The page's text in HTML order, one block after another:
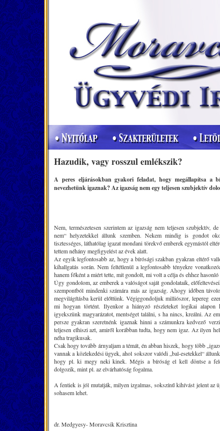
Hazudik, vagy rosszul emlékszik?
A peres eljárásokban gyakori feladat, hogy megállapítsa a
nevezhetünk igaznak? Az igazság nem egy teljesen szubjektív
Nem, természetesen szerintem az igazság nem teljesen szubjektív,
nem“ helyzetekkel állunk szemben. Nekem mindig is gondot
tisztességes, láthatólag igazat mondani törekvő emberek egymástól
tettem néhány megfigyelést az évek alatt.
Az egyik legfontosabb az, hogy a bírósági szakban gyakran eltérő
kihallgatás során. Nem feltétlenül a legfontosabb tényekre
hanem főként a miért tette, mit gondolt, mi volt a célja és ehhez hasonló
Úgy gondolom, az emberek a valóságot saját gondolataik,
szempontból mindenki számára más az igazság. Ahogy időben
megvilágításba kerül előttünk. Végiggondoljuk milliószor, lepereg
mi hogyan történt. Ilyenkor a hiányzó részleteket logikai alapon
igyekszünk magyarázatot, mentséget találni, s ha nincs, kreálni. Az
persze gyakran szeretnénk igaznak hinni a számunkra kedvező
teljesen elhiszi azt, amiről korábban tudta, hogy nem igaz. Az ilyen
néha tragikusak.
Csak hogy tovább árnyaljam a témát, én abban hiszek, hogy több
vannak a közlekedési ügyek, ahol sokszor valódi „bal-esetekkel“
hogy pl. ki megy neki kinek. Mégis a bíróság el kell döntse a
dolgozik, mint pl. az elvárhatóság fogalma.
A fentiek is jól mutatják, milyen izgalmas, sokszínű kihívást jelent az
sohasem lehet.
dr. Medgyesy- Moravcsik Krisztina